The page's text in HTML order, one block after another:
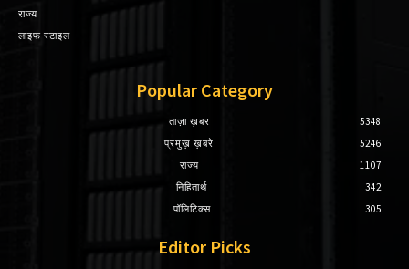
राज्य
लाइफ स्टाइल
Popular Category
ताज़ा ख़बर
5348
प्रमुख़ ख़बरे
5246
राज्य
1107
निहितार्थ
342
पॉलिटिक्स
305
Editor Picks